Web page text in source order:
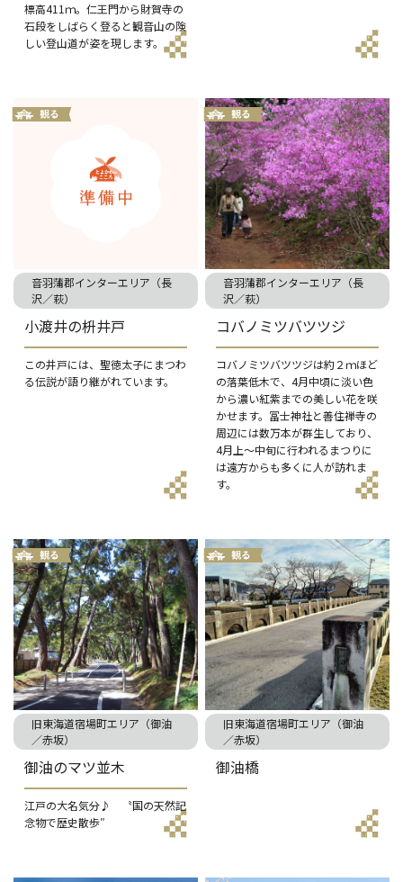
標高411ｍ。仁王門から財賀寺の
石段をしばらく登ると観音山の険
しい登山道が姿を現します。
音羽蒲郡インターエリア（長
沢／萩）
小渡井の枡井戸
この井戸には、聖徳太子にまつわ
る伝説が語り継がれています。
音羽蒲郡インターエリア（長
沢／萩）
コバノミツバツツジ
コバノミツバツツジは約２ｍほど
の落葉低木で、4月中頃に淡い色
から濃い紅紫までの美しい花を咲
かせます。冨士神社と善住禅寺の
周辺には数万本が群生しており、
4月上～中旬に行われるまつりに
は遠方からも多くに人が訪れま
す。
旧東海道宿場町エリア（御油
／赤坂）
御油のマツ並木
江戸の大名気分♪ 〝国の天然記
念物で歴史散歩″
旧東海道宿場町エリア（御油
／赤坂）
御油橋